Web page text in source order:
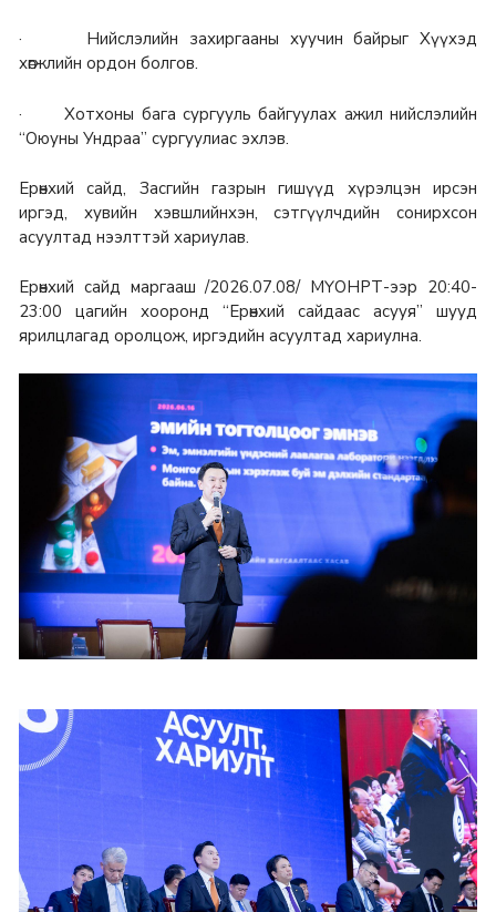
· Нийслэлийн захиргааны хуучин байрыг Хүүхэд
хөгжлийн ордон болгов.
· Хотхоны бага сургууль байгуулах ажил нийслэлийн
“Оюуны Ундраа” сургуулиас эхлэв.
Ерөнхий сайд, Засгийн газрын гишүүд хүрэлцэн ирсэн
иргэд, хувийн хэвшлийнхэн, сэтгүүлчдийн сонирхсон
асуултад нээлттэй хариулав.
Ерөнхий сайд маргааш /2026.07.08/ МҮОНРТ-ээр 20:40-
23:00 цагийн хооронд “Ерөнхий сайдаас асууя” шууд
ярилцлагад оролцож, иргэдийн асуултад хариулна.